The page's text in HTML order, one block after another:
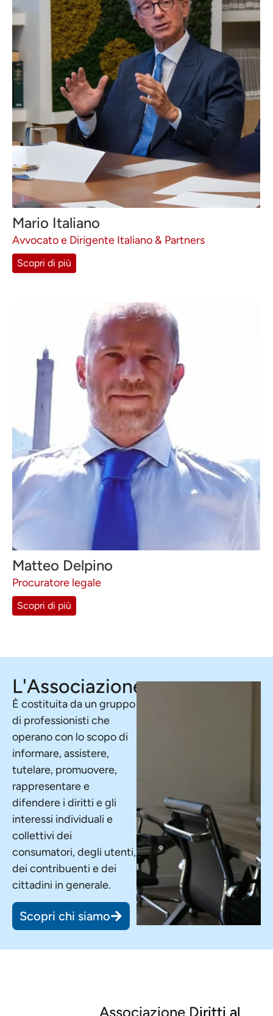
Mario Italiano
Avvocato e Dirigente Italiano & Partners
Scopri di più
Matteo Delpino
Procuratore legale
Scopri di più
L'Associazione
È costituita da un gruppo
di professionisti che
operano con lo scopo di
informare, assistere,
tutelare, promuovere,
rappresentare e
difendere i diritti e gli
interessi individuali e
collettivi dei
consumatori, degli utenti,
dei contribuenti e dei
cittadini in generale.
Scopri chi siamo
Associazione Diritti al